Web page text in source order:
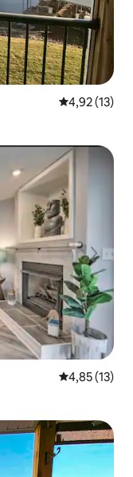
4,92 (13)
4,85 (13)